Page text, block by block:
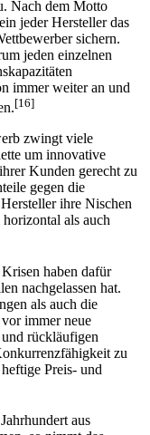
trotz
Nach dem Motto
jeder Hersteller das
sichern.
jeden einzelnen
immer weiter an und
[16]
zwingt viele
um innovative
Kunden gerecht zu
gegen die
ihre Nischen
als auch
haben dafür
nachgelassen hat.
als auch die
immer neue
rückläufigen
zu
Preis- und